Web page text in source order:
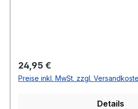
Regulärer Preis:
24,95 €
Preise inkl. MwSt. zzgl.
Details